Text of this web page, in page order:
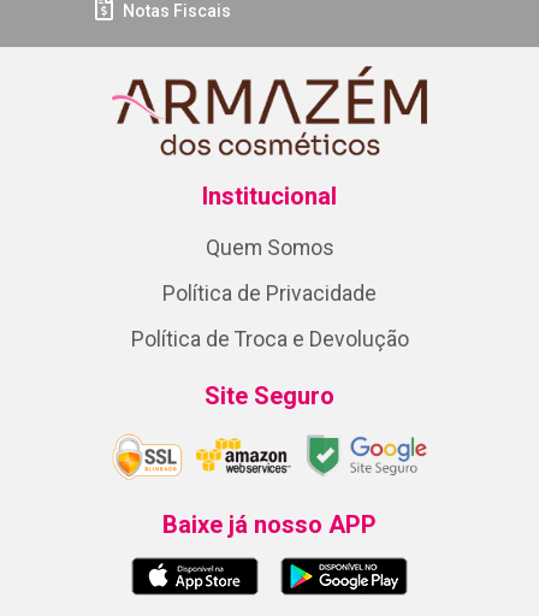
Notas Fiscais
Institucional
Quem Somos
Política de Privacidade
Política de Troca e Devolução
Site Seguro
Baixe já nosso APP